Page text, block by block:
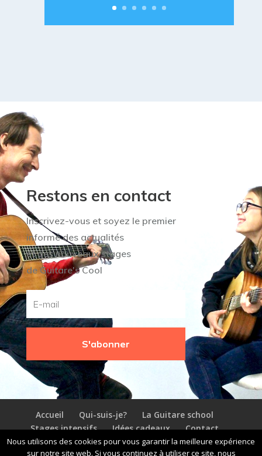
Restons en contact
Inscrivez-vous et soyez le premier
informé des actualités
et des nouveaux stages
de Guitare's Cool
S'abonner
Accueil Qui-suis-je?
La Guitare school
Stages intensifs
Idées cadeaux Contact
Nous utilisons des cookies pour vous garantir la meilleure expérience
sur notre site web. Si vous continuez à utiliser ce site, nous